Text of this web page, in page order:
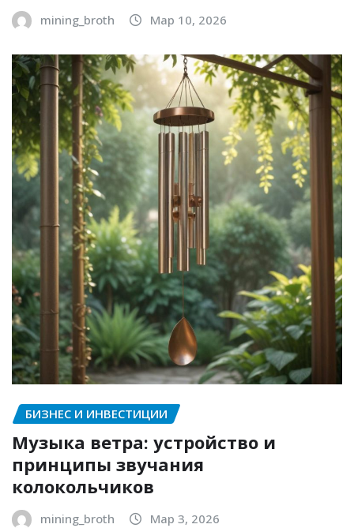
mining_broth Мар 10, 2026
БИЗНЕС И ИНВЕСТИЦИИ
Музыка ветра: устройство и
принципы звучания
колокольчиков
mining_broth Мар 3, 2026